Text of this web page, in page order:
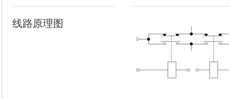
线路原理图